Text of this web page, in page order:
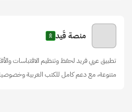
منصة قَيد
تطبيق عربي فريد لحفظ وتنظيم الاقتباسات
متنوعة، مع دعم كامل للكتب العربية